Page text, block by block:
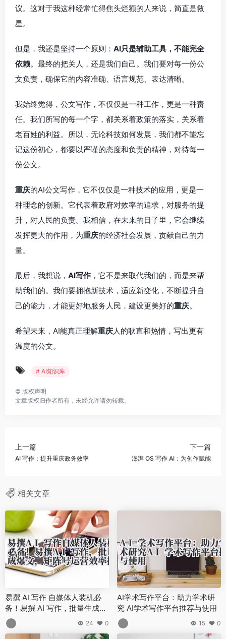
议。这对于我这种经常忙得焦头烂额的人来说，简直是救
星。
但是，我还是坚持一个原则： AI只是辅助工具，不能完全
依赖。最终的把关人，还是我们自己。我们要对每一份公
文负责，确保它的内容准确、语言规范、表达清晰。
我始终觉得，公文写作，不仅仅是一种工作，更是一种责
任。我们所写的每一个字，都关系着政策的落实，关系着
老百姓的利益。所以，无论科技如何发展，我们都不能忘
记这份初心，都要以严谨的态度和负责的精神，对待每一
份公文。
重庆的AI公文写作，它不仅仅是一种技术的应用，更是一
种理念的创新。它代表着政府对效率的追求，对服务的提
升，对人民的负责。我相信，在未来的日子里，它会继续
发挥更大的作用，为重庆的经济社会发展，贡献自己的力
量。
最后，我想说， AI写作 ，它不是来取代我们的，而是来帮
助我们的。我们要拥抱新技术，适应新变化，不断提升自
己的能力，才能更好地服务人民，建设更美好的重庆。
希望未来，AI能真正理解重庆人的耿直和热情，写出更有
温度的公文。
# AI知识库
© 版权声明
文章版权归作者所有，未经允许请勿转载。
上一篇
AI 写作：提升重庆政务效率
下一篇
澎湃 OS 写作 AI：为创作赋能
相关文章
易撰 AI 写作 自媒体人装机必
备！易撰 AI 写作，批量生成爆
文，矩阵号运营效率提升 10 倍
24 0
AI学术写作平台：助力学术研
究 AI学术写作平台推荐与使用
15 0